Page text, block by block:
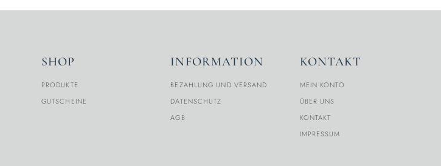
SHOP
PRODUKTE
GUTSCHEINE
INFORMATION
BEZAHLUNG UND VERSAND
DATENSCHUTZ
AGB
KONTAKT
MEIN KONTO
ÜBER UNS
KONTAKT
IMPRESSUM